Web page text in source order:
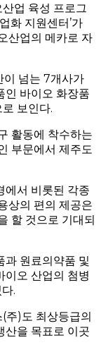
업 육성 프로그
화 지원센터’가
산업의 메카로 자
이 넘는 7개사가
인 바이오 화장품
보인다.
활동에 착수하는
부문에서 제주도
에서 비롯된 각종
상의 편의 제공은
할 것으로 기대되
과 원료의약품 및
이오 산업의 첨병
.
주)도 최상등급의
산을 목표로 이곳